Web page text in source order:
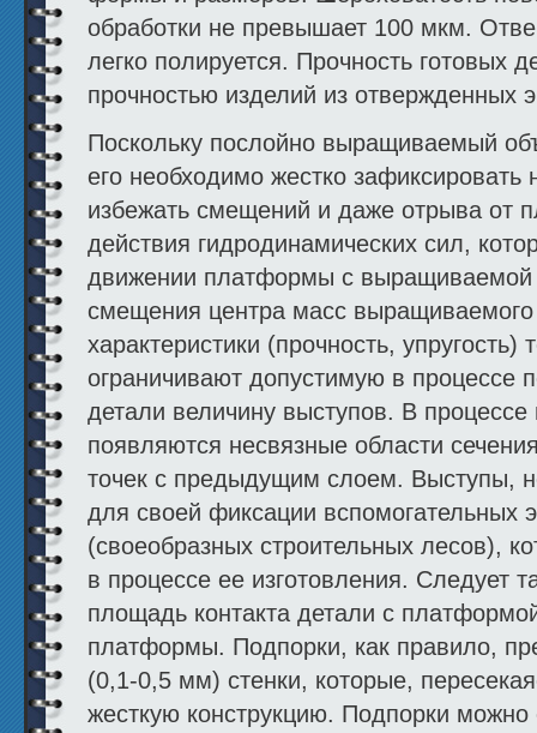
обработки не превышает 100 мкм.
легко полируется. Прочность готовых
прочностью изделий из отвержденных
Поскольку послойно выращиваемый
его необходимо жестко
избежать смещений и даже отрыва от
действия гидродинамических сил,
движении платформы с выращиваемой
смещения центра масс
характеристики (прочность,
ограничивают допустимую в процессе
детали величину выступов. В процессе
появляются несвязные области
точек с предыдущим слоем. Выступы,
для своей фиксации вспомогательных
(своеобразных строительных лесов),
в процессе ее изготовления. Следует
площадь контакта детали с
платформы. Подпорки, как правило,
(0,1-0,5 мм) стенки, которые,
жесткую конструкцию. Подпорки можно